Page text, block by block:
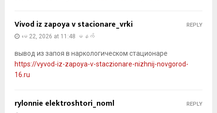
Vivod iz zapoya v stacionare_vrki
မေ 22, 2026 at 11:48 မနက်
вывод из запоя в наркологическом стационаре
https://vyvod-iz-zapoya-v-staczionare-nizhnij-novgorod-
16.ru
REPLY
rylonnie elektroshtori_noml REPLY